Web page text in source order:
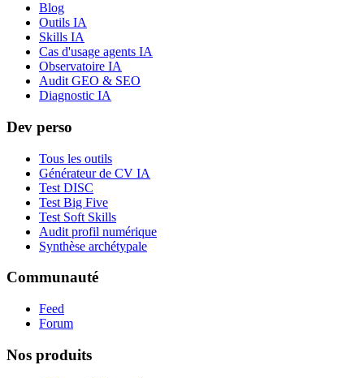
Blog
Outils IA
Skills IA
Cas d'usage agents IA
Observatoire IA
Audit GEO & SEO
Diagnostic IA
Dev perso
Tous les outils
Générateur de CV IA
Test DISC
Test Big Five
Test Soft Skills
Audit profil numérique
Synthèse archétypale
Communauté
Feed
Forum
Nos produits